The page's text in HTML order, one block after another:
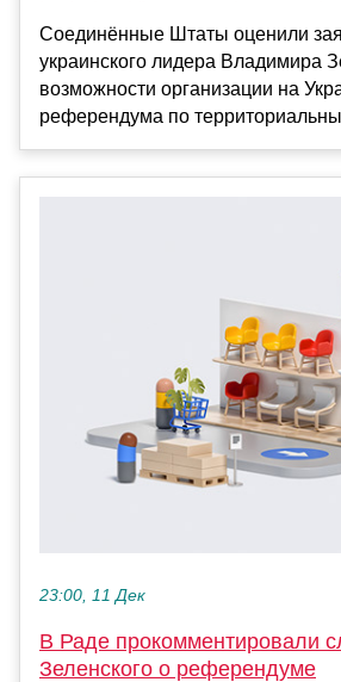
Соединённые Штаты оценили
украинского лидера Владимира
возможности организации на
референдума по
23:00, 11 Дек
В Раде прокомментировали
Зеленского о референдуме